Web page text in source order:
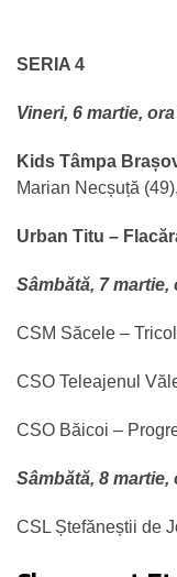
SERIA 4
Vineri, 6 martie,
Kids Tâmpa
Marian Necșuță
Urban Titu –
Sâmbătă, 7 martie,
CSM Săcele –
CSO Teleajenul
CSO Băicoi –
Sâmbătă, 8 martie,
CSL Ștefăneștii de